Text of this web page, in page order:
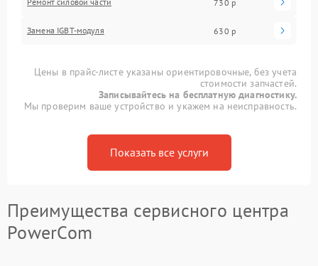
730 р
Замена IGBT-модуля 630 р
Цены в прайс-листе указаны ориентировочные, без учета
стоимости запчастей.
Записывайтесь на бесплатную диагностику.
Мы проверим ваше устройство и укажем на неисправность.
Показать все услуги
Преимущества сервисного центра
PowerCom